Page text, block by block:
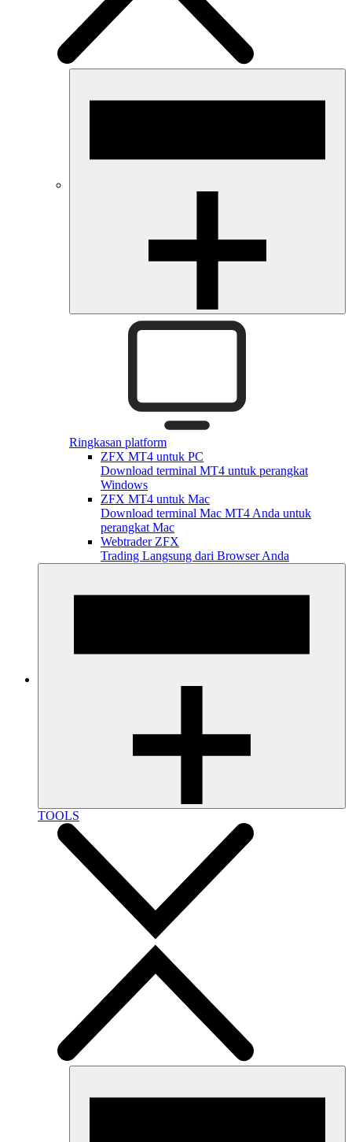
Ringkasan platform
ZFX MT4 untuk PC
Download terminal MT4 untuk perangkat
Windows
ZFX MT4 untuk Mac
Download terminal Mac MT4 Anda untuk
perangkat Mac
Webtrader ZFX
Trading Langsung dari Browser Anda
TOOLS